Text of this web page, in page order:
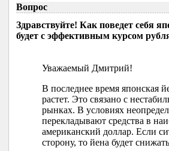
Вопрос
Здравствуйте! Как поведет себя
будет с эффективным курсом
Уважаемый Дмитрий!
В последнее время
растет. Это связано с
рынках. В условиях
перекладывают средства в
американский доллар. Если
сторону, то йена будет